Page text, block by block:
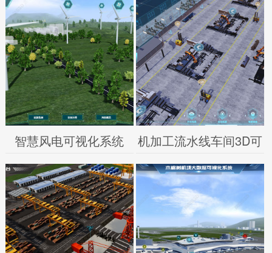
智慧风电可视化系统
机加工流水线车间3D可
视化